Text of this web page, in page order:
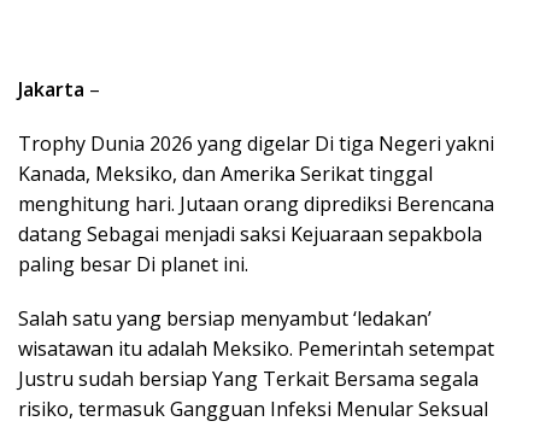
Jakarta –
Trophy Dunia 2026 yang digelar Di tiga Negeri yakni
Kanada, Meksiko, dan Amerika Serikat tinggal
menghitung hari. Jutaan orang diprediksi Berencana
datang Sebagai menjadi saksi Kejuaraan sepakbola
paling besar Di planet ini.
Salah satu yang bersiap menyambut ‘ledakan’
wisatawan itu adalah Meksiko. Pemerintah setempat
Justru sudah bersiap Yang Terkait Bersama segala
risiko, termasuk Gangguan Infeksi Menular Seksual